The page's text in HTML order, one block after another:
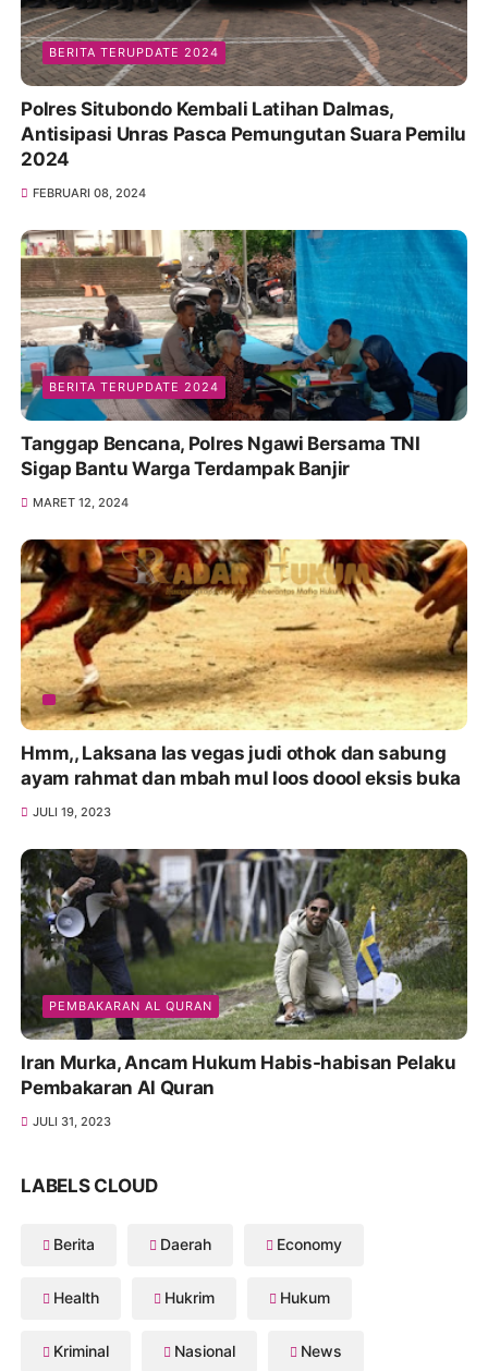
BERITA TERUPDATE 2024
Polres Situbondo Kembali Latihan Dalmas,
Antisipasi Unras Pasca Pemungutan Suara Pemilu
2024
FEBRUARI 08, 2024
BERITA TERUPDATE 2024
Tanggap Bencana, Polres Ngawi Bersama TNI
Sigap Bantu Warga Terdampak Banjir
MARET 12, 2024
Hmm,, Laksana las vegas judi othok dan sabung
ayam rahmat dan mbah mul loos doool eksis buka
JULI 19, 2023
PEMBAKARAN AL QURAN
Iran Murka, Ancam Hukum Habis-habisan Pelaku
Pembakaran Al Quran
JULI 31, 2023
LABELS CLOUD
Berita Daerah Economy
Health Hukrim Hukum
Kriminal Nasional News